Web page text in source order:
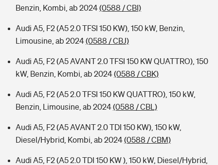
Benzin, Kombi, ab 2024(0588 / CBI)
Audi A5, F2 (A5 2.0 TFSI 150 KW), 150 kW, Benzin,
Limousine, ab 2024(0588 / CBJ)
Audi A5, F2 (A5 AVANT 2.0 TFSI 150 KW QUATTRO), 150
kW, Benzin, Kombi, ab 2024(0588 / CBK)
Audi A5, F2 (A5 2.0 TFSI 150 KW QUATTRO), 150 kW,
Benzin, Limousine, ab 2024(0588 / CBL)
Audi A5, F2 (A5 AVANT 2.0 TDI 150 KW), 150 kW,
Diesel/Hybrid, Kombi, ab 2024(0588 / CBM)
Audi A5, F2 (A5 2.0 TDI 150 KW ), 150 kW, Diesel/Hybrid,